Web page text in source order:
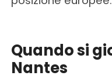
Quando si
Nantes